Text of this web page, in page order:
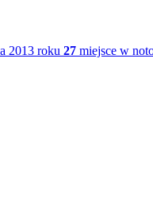
2013 roku 27 miejsce w